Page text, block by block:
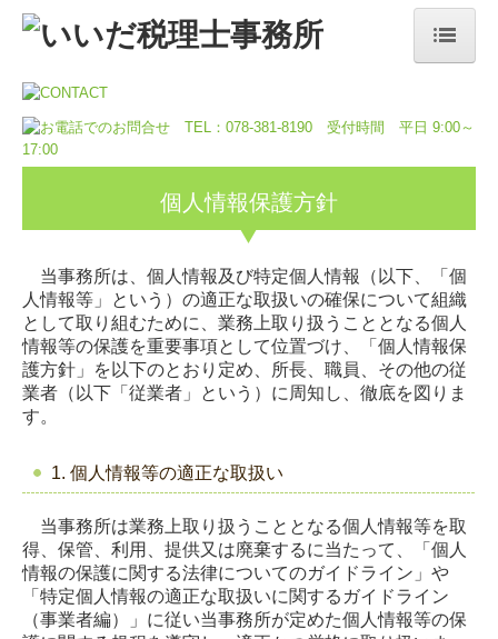
ホーム
事務所案内／事务所信息
事務所の特長／事务所特色
顧問契約のながれ／合同签约流程
料金について／关于费用
採用情報／招聘信息
お問合せ／询问
個人情報保護方針
当事務所は、個人情報及び特定個人情報（以下、「個
人情報等」という）の適正な取扱いの確保について組織
として取り組むために、業務上取り扱うこととなる個人
情報等の保護を重要事項として位置づけ、「個人情報保
護方針」を以下のとおり定め、所長、職員、その他の従
業者（以下「従業者」という）に周知し、徹底を図りま
す。
1. 個人情報等の適正な取扱い
当事務所は業務上取り扱うこととなる個人情報等を取
得、保管、利用、提供又は廃棄するに当たって、「個人
情報の保護に関する法律についてのガイドライン」や
「特定個人情報の適正な取扱いに関するガイドライン
（事業者編）」に従い当事務所が定めた個人情報等の保